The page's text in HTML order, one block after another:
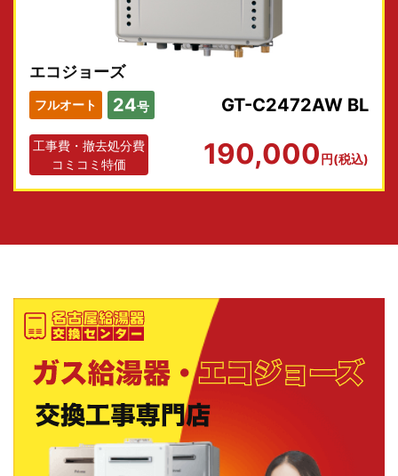
エコジョーズ
フルオート 24号 GT-C2472AW BL
工事費・撤去処分費
コミコミ特価
190,000円(税込)